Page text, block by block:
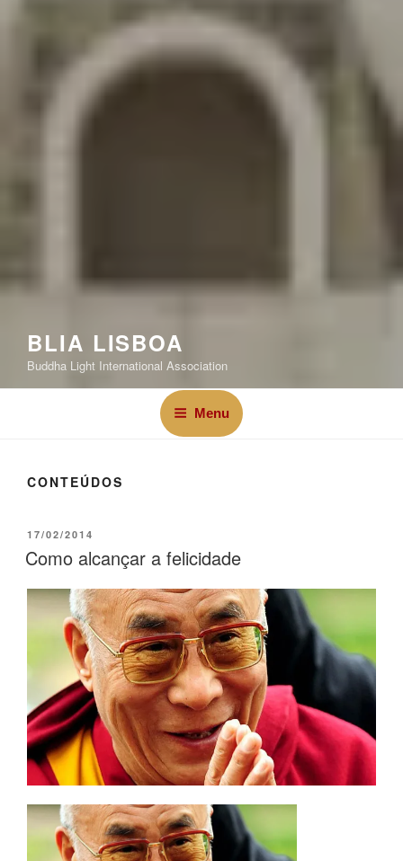
BLIA LISBOA
Buddha Light International Association
Menu
CONTEÚDOS
17/02/2014
Como alcançar a felicidade